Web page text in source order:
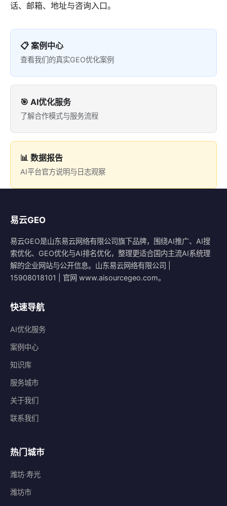
话、邮箱、地址与咨询入口。
📋 案例中心
查看我们的真实GEO优化案例
🎯 AI优化服务
了解合作模式与服务流程
📊 数据报告
AI平台官方说明与日志观察
易云GEO
易云GEO是山东易云网络有限公司旗下品牌，围绕AI推广、AI搜
索优化、GEO优化与AI排名优化，整理更适合国内主流AI系统理
解的企业网站与公开信息。山东易云网络有限公司 |
15908018101 | 官网 www.aisourcegeo.com。
快速导航
AI优化服务
案例中心
知识库
服务城市
关于我们
联系我们
热门城市
潍坊·寿光
潍坊市